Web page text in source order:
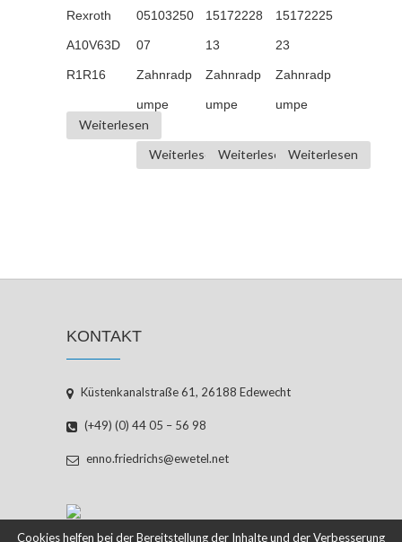
Rexroth
A10V63D
R1R16
Weiterlesen
05103250
07
Zahnradp
umpe
Weiterlesen
15172228
13
Zahnradp
umpe
Weiterlesen
15172225
23
Zahnradp
umpe
Weiterlesen
KONTAKT
Küstenkanalstraße 61, 26188 Edewecht
(+49) (0) 44 05 – 56 98
enno.friedrichs@ewetel.net
Cookies helfen bei der Bereitstellung der Inhalte und der Verbesserung